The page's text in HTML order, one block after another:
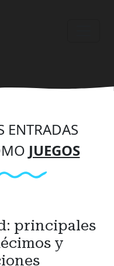
ENTRADAS
JUEGOS
principales
y